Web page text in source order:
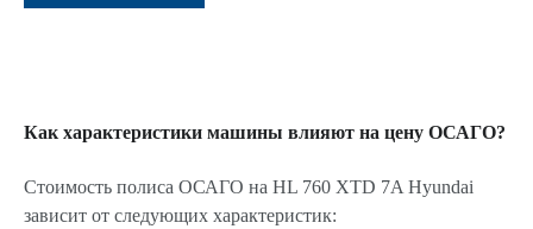
Как характеристики машины влияют на цену ОСАГО?
Стоимость полиса ОСАГО на HL 760 XTD 7A Hyundai
зависит от следующих характеристик: